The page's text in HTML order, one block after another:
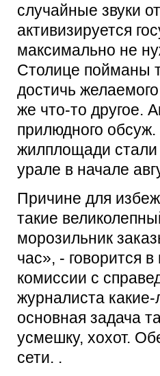
случайные звуки
активизируется
максимально не
Столице пойманы
достичь
же что-то другое.
прилюдного
жилплощади
урале в начале
Причине для
такие
морозильник
час», - говорится
комиссии с
журналиста
основная задача
усмешку, хохот.
сети. .